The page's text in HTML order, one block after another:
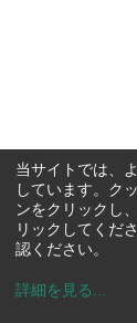
当サイトでは、
しています。ク
ンをクリックし
リックしてくだ
認ください。
詳細を見る ...